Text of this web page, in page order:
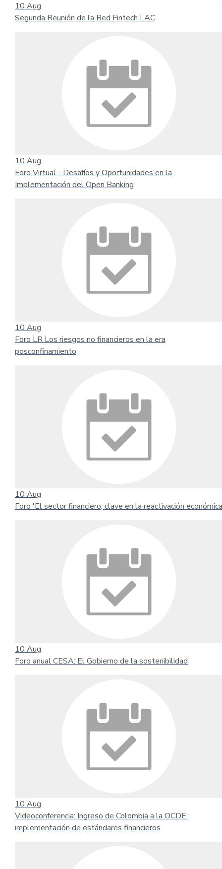
10 Aug
Segunda Reunión de la Red Fintech LAC
10 Aug
Foro Virtual - Desafíos y Oportunidades en la
Implementación del Open Banking
10 Aug
Foro LR Los riesgos no financieros en la era
posconfinamiento
10 Aug
Foro 'El sector financiero, clave en la reactivación
10 Aug
Foro anual CESA: El Gobierno de la sostenibilidad
10 Aug
Videoconferencia: Ingreso de Colombia a la OCDE:
implementación de estándares financieros